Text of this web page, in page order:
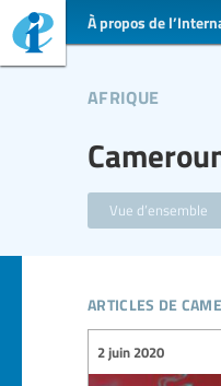
À propos de
afrique
Vue d’ensemble
articles de
2 juin 2020